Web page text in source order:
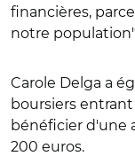
financières,
notre
Carole Delga a
boursiers
bénéficier d'une
200 euros.